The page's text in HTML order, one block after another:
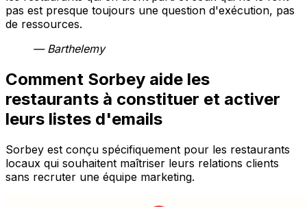
pas est presque toujours une question d'exécution, pas
de ressources.
— Barthelemy
Comment Sorbey aide les
restaurants à constituer et activer
leurs listes d'emails
Sorbey est conçu spécifiquement pour les restaurants
locaux qui souhaitent maîtriser leurs relations clients
sans recruter une équipe marketing.